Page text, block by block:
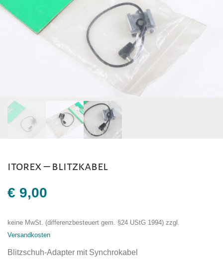
itorex – blitzkabel
€ 9,00
keine MwSt. (differenzbesteuert gem. §24 UStG 1994) zzgl.
Versandkosten
Blitzschuh-Adapter mit Synchrokabel